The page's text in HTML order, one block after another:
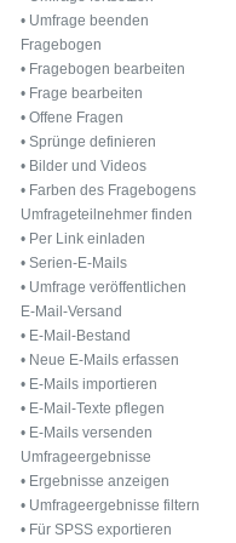
• Umfrage beenden
Fragebogen
• Fragebogen bearbeiten
• Frage bearbeiten
• Offene Fragen
• Sprünge definieren
• Bilder und Videos
• Farben des Fragebogens
Umfrageteilnehmer finden
• Per Link einladen
• Serien-E-Mails
• Umfrage veröffentlichen
E-Mail-Versand
• E-Mail-Bestand
• Neue E-Mails erfassen
• E-Mails importieren
• E-Mail-Texte pflegen
• E-Mails versenden
Umfrageergebnisse
• Ergebnisse anzeigen
• Umfrageergebnisse filtern
• Für SPSS exportieren